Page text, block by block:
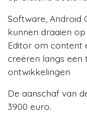
Software, Android
kunnen draaien
Editor om content
creëren langs een
ontwikkelingen
De aanschaf van
3900 euro.